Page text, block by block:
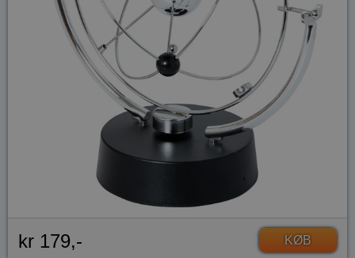
kr 179,- KØB